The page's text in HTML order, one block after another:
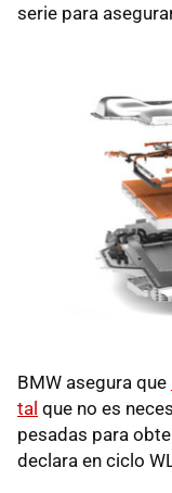
serie para
BMW asegura que
tal que no es
pesadas para
declara en ciclo